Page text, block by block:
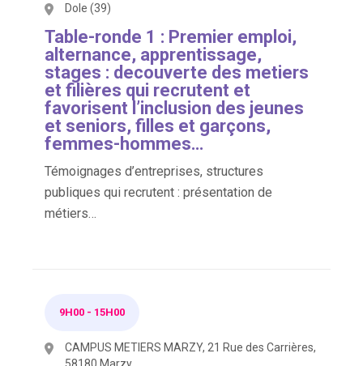
Dole (39)
Table-ronde 1 : Premier emploi,
alternance, apprentissage,
stages : decouverte des metiers
et filières qui recrutent et
favorisent l’inclusion des jeunes
et seniors, filles et garçons,
femmes-hommes…
Témoignages d’entreprises, structures
publiques qui recrutent : présentation de
métiers…
9H00 - 15H00
CAMPUS METIERS MARZY, 21 Rue des Carrières,